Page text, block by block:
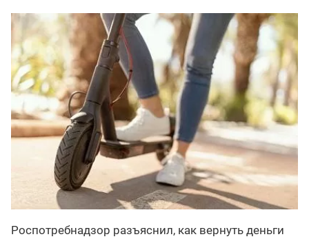
Роспотребнадзор разъяснил, как вернуть деньги